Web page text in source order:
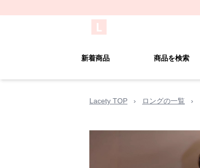
新着商品 商品を検索
Lacety TOP › ロングの一覧 ›